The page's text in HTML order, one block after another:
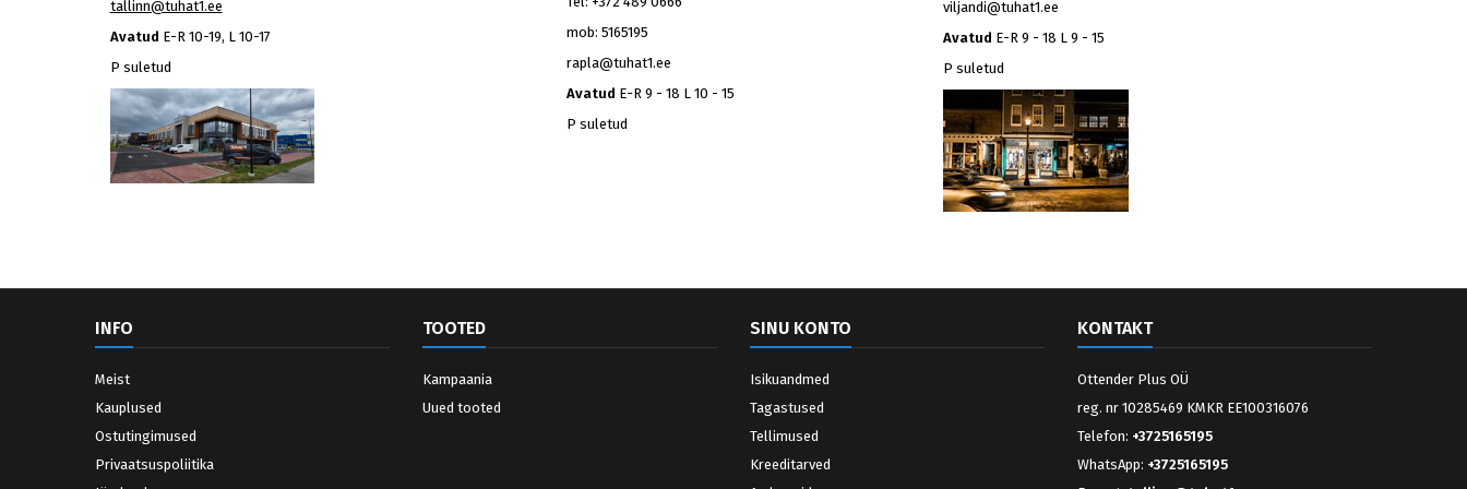
tallinn@tuhat1.ee
Avatud E-R 10-19, L 10-17
P suletud
mob: 5165195
rapla@tuhat1.ee
Avatud E-R 9 - 18 L 10 - 15
P suletud
viljandi@tuhat1.ee
Avatud E-R 9 - 18 L 9 - 15
P suletud
INFO
Meist
Kauplused
Ostutingimused
Privaatsuspoliitika
TOOTED
Kampaania
Uued tooted
SINU KONTO
Isikuandmed
Tagastused
Tellimused
Kreeditarved
KONTAKT
Ottender Plus OÜ
reg. nr 10285469 KMKR EE100316076
Telefon: +3725165195
WhatsApp: +3725165195